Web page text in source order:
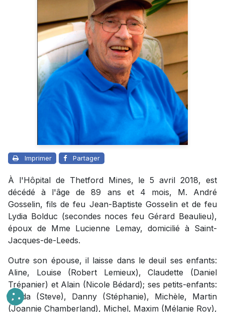
Imprimer Partager
À l'Hôpital de Thetford Mines, le 5 avril 2018, est
décédé à l'âge de 89 ans et 4 mois, M. André
Gosselin, fils de feu Jean-Baptiste Gosselin et de feu
Lydia Bolduc (secondes noces feu Gérard Beaulieu),
époux de Mme Lucienne Lemay, domicilié à Saint-
Jacques-de-Leeds.
Outre son épouse, il laisse dans le deuil ses enfants:
Aline, Louise (Robert Lemieux), Claudette (Daniel
Trépanier) et Alain (Nicole Bédard); ses petits-enfants:
Lynda (Steve), Danny (Stéphanie), Michèle, Martin
(Joannie Chamberland), Michel, Maxim (Mélanie Roy),